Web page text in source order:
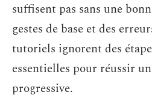
suffisent pas sans une
gestes de base et des
tutoriels ignorent des
essentielles pour réussir
progressive.